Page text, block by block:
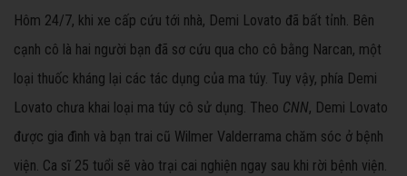
Hôm 24/7, khi xe cấp cứu tới nhà, Demi Lovato đã bất tỉnh. Bên
cạnh cô là hai người bạn đã sơ cứu qua cho cô bằng Narcan, một
loại thuốc kháng lại các tác dụng của ma túy. Tuy vậy, phía Demi
Lovato chưa khai loại ma túy cô sử dụng. Theo CNN, Demi Lovato
được gia đình và bạn trai cũ Wilmer Valderrama chăm sóc ở bệnh
viện. Ca sĩ 25 tuổi sẽ vào trại cai nghiện ngay sau khi rời bệnh viện.